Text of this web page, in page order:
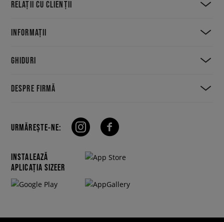
RELAȚII CU CLIENȚII
INFORMAȚII
GHIDURI
DESPRE FIRMĂ
URMĂREȘTE-NE:
INSTALEAZĂ
APLICAȚIA SIZEER